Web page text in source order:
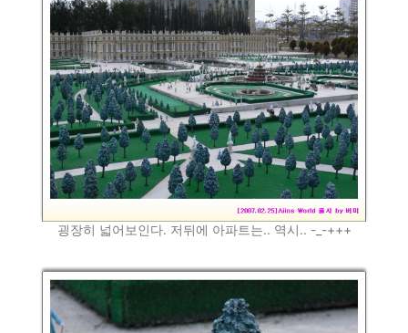
굉장히 넓어보인다. 저뒤에 아파트는.. 역시.. -_-+++